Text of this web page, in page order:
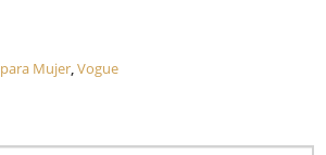
Mujer,Vogue